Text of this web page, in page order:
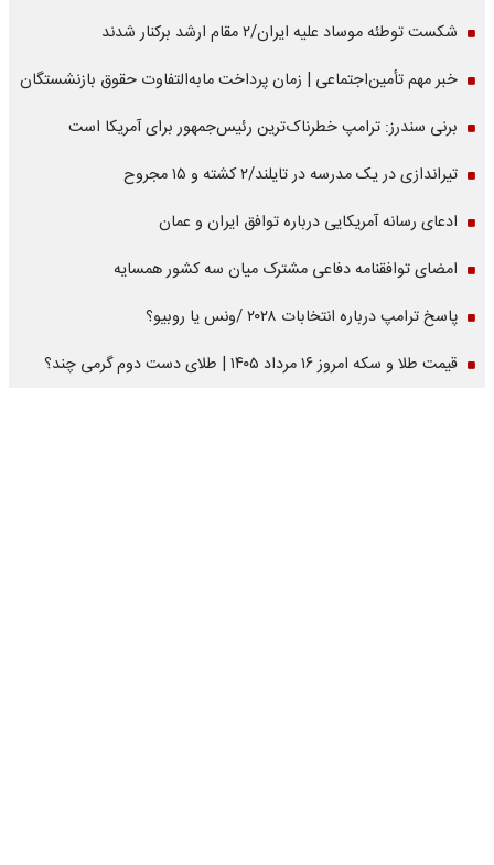
شکست توطئه موساد علیه ایران/۲ مقام‌ ارشد برکنار شدند
خبر مهم تأمین‌اجتماعی | زمان پرداخت مابه‌التفاوت حقوق بازنشستگان
برنی سندرز: ترامپ خطرناک‌ترین رئیس‌جمهور برای آمریکا است
تیراندازی در یک مدرسه در تایلند/۲ کشته و ۱۵ مجروح
ادعای رسانه آمریکایی درباره توافق ایران و عمان
امضای توافقنامه دفاعی مشترک میان سه کشور همسایه
پاسخ ترامپ درباره انتخابات ۲۰۲۸ /ونس یا روبیو؟
قیمت طلا و سکه امروز ۱۶ مرداد ۱۴۰۵ | طلای دست دوم گرمی چند؟